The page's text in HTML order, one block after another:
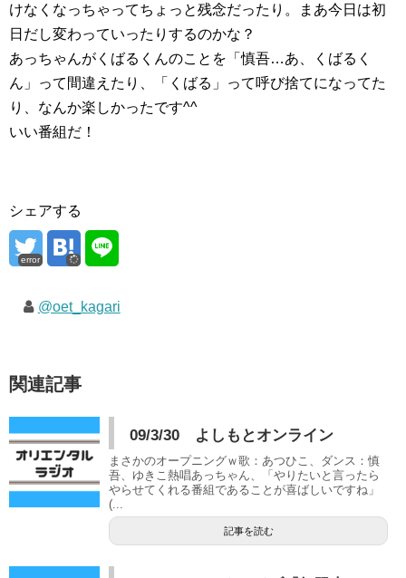
けなくなっちゃってちょっと残念だったり。まあ今日は初
日だし変わっていったりするのかな？
あっちゃんがくばるくんのことを「慎吾…あ、くばるく
ん」って間違えたり、「くばる」って呼び捨てになってた
り、なんか楽しかったです^^
いい番組だ！
シェアする
error
@oet_kagari
関連記事
09/3/30 よしもとオンライン
まさかのオープニングｗ歌：あつひこ、ダンス：慎
吾、ゆきこ熱唱あっちゃん、「やりたいと言ったら
やらせてくれる番組であることが喜ばしいですね」
(...
記事を読む